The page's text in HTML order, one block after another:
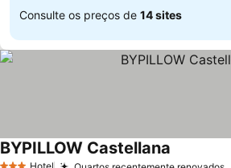
Consulte os preços de 14 sites
Hotel
BYPILLOW Castellana